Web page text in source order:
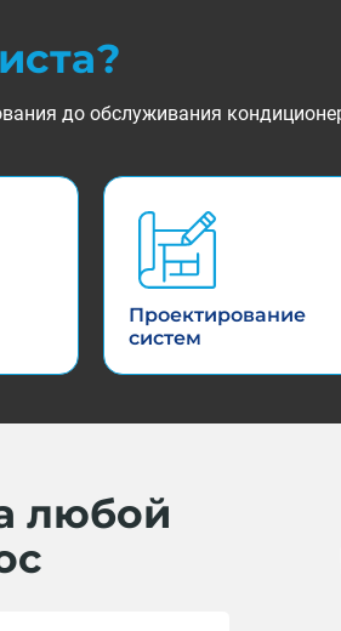
до обслуживания
Проектирование
систем
любой